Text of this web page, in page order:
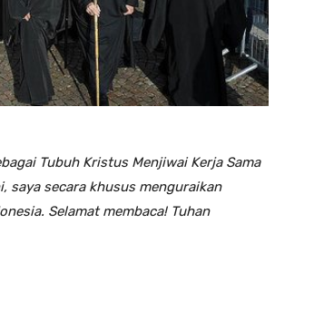
Tubuh Kristus Menjiwai Kerja Sama
saya secara khusus menguraikan
Selamat membaca! Tuhan